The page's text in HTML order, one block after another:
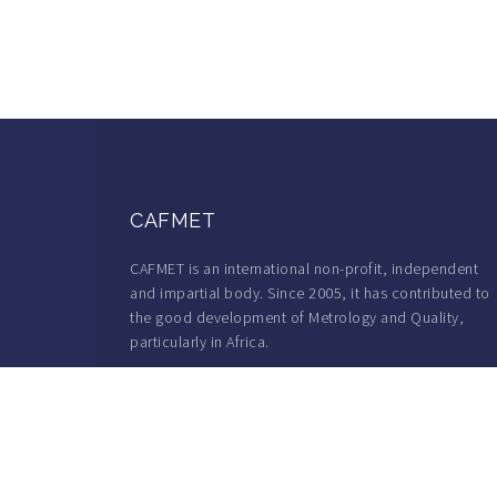
CAFMET
CAFMET is an international non-profit, independent
and impartial body. Since 2005, it has contributed to
the good development of Metrology and Quality,
particularly in Africa.